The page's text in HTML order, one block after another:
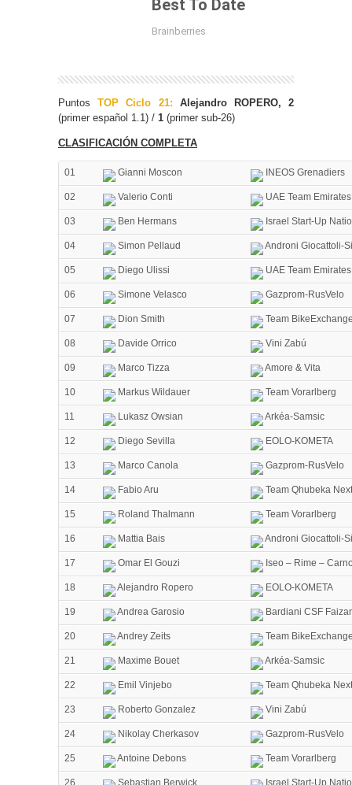
PuntosTOP Ciclo 21: Alejandro ROPERO, 2
(primer español 1.1) / 1 (primer sub-26)
CLASIFICACIÓN COMPLETA
01 Gianni Moscon INEOS Grenadiers
02 Valerio Conti UAE Team Emirates
03 Ben Hermans Israel Start-Up
04 Simon Pellaud Androni Giocattoli-
05 Diego Ulissi UAE Team Emirates
06 Simone Velasco Gazprom-RusVelo
07 Dion Smith Team
08 Davide Orrico Vini Zabú
09 Marco Tizza Amore & Vita
10 Markus Wildauer Team Vorarlberg
11 Lukasz Owsian Arkéa-Samsic
12 Diego Sevilla EOLO-KOMETA
13 Marco Canola Gazprom-RusVelo
14 Fabio Aru Team Qhubeka
15 Roland Thalmann Team Vorarlberg
16 Mattia Bais Androni Giocattoli-
17 Omar El Gouzi Iseo – Rime –
18 Alejandro Ropero EOLO-KOMETA
19 Andrea Garosio Bardiani CSF
20 Andrey Zeits Team
21 Maxime Bouet Arkéa-Samsic
22 Emil Vinjebo Team Qhubeka
23 Roberto Gonzalez Vini Zabú
24 Nikolay Cherkasov Gazprom-RusVelo
25 Antoine Debons Team Vorarlberg
26 Sebastian Berwick Israel Start-Up